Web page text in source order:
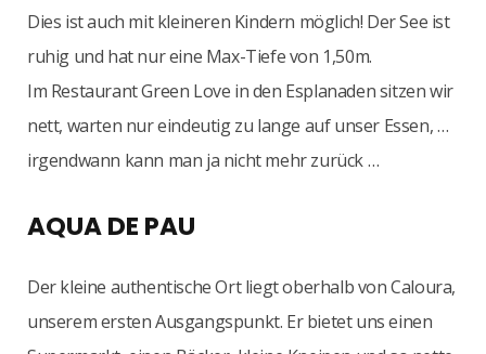
Dies ist auch mit kleineren Kindern möglich! Der See ist
ruhig und hat nur eine Max-Tiefe von 1,50m.
Im Restaurant Green Love in den Esplanaden sitzen wir
nett, warten nur eindeutig zu lange auf unser Essen, …
irgendwann kann man ja nicht mehr zurück …
AQUA DE PAU
Der kleine authentische Ort liegt oberhalb von Caloura,
unserem ersten Ausgangspunkt. Er bietet uns einen